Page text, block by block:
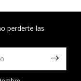
perderte las